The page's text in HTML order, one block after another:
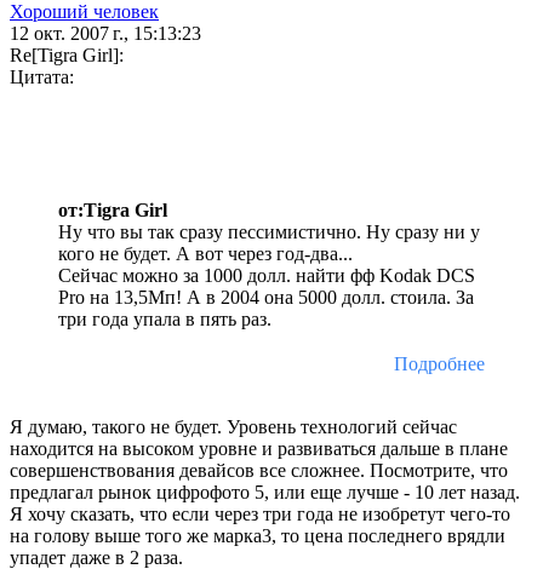
Хороший человек
12 окт. 2007 г., 15:13:23
Re[Tigra Girl]:
Цитата:
от:Tigra Girl
Ну что вы так сразу пессимистично. Ну сразу ни у
кого не будет. А вот через год-два...
Сейчас можно за 1000 долл. найти фф Kodak DCS
Pro на 13,5Мп! А в 2004 она 5000 долл. стоила. За
три года упала в пять раз.
Подробнее
Я думаю, такого не будет. Уровень технологий сейчас
находится на высоком уровне и развиваться дальше в плане
совершенствования девайсов все сложнее. Посмотрите, что
предлагал рынок цифрофото 5, или еще лучше - 10 лет назад.
Я хочу сказать, что если через три года не изобретут чего-то
на голову выше того же марка3, то цена последнего врядли
упадет даже в 2 раза.